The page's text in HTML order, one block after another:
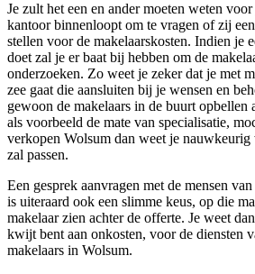
Je zult het een en ander moeten weten voor
kantoor binnenloopt om te vragen of zij
stellen voor de makelaarskosten. Indien je
doet zal je er baat bij hebben om de
onderzoeken. Zo weet je zeker dat je met
zee gaat die aansluiten bij je wensen en
gewoon de makelaars in de buurt opbellen
als voorbeeld de mate van specialisatie,
verkopen Wolsum dan weet je
zal passen.
Een gesprek aanvragen met de mensen
is uiteraard ook een slimme keus, op die
makelaar zien achter de offerte. Je weet
kwijt bent aan onkosten, voor de diensten
makelaars in Wolsum.